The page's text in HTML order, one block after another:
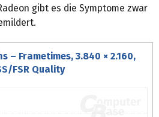
gibt es die Symptome zwar
– Frametimes, 3.840 × 2.160,
FSR Quality